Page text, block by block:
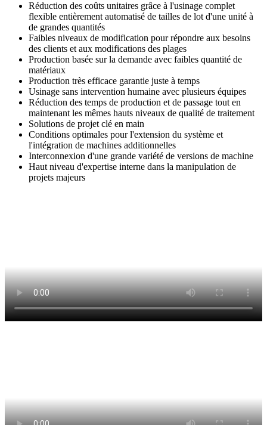
Réduction des coûts unitaires grâce à l'usinage complet
flexible entièrement automatisé de tailles de lot d'une unité à
de grandes quantités
Faibles niveaux de modification pour répondre aux besoins
des clients et aux modifications des plages
Production basée sur la demande avec faibles quantité de
matériaux
Production très efficace garantie juste à temps
Usinage sans intervention humaine avec plusieurs équipes
Réduction des temps de production et de passage tout en
maintenant les mêmes hauts niveaux de qualité de traitement
Solutions de projet clé en main
Conditions optimales pour l'extension du système et
l'intégration de machines additionnelles
Interconnexion d'une grande variété de versions de machine
Haut niveau d'expertise interne dans la manipulation de
projets majeurs